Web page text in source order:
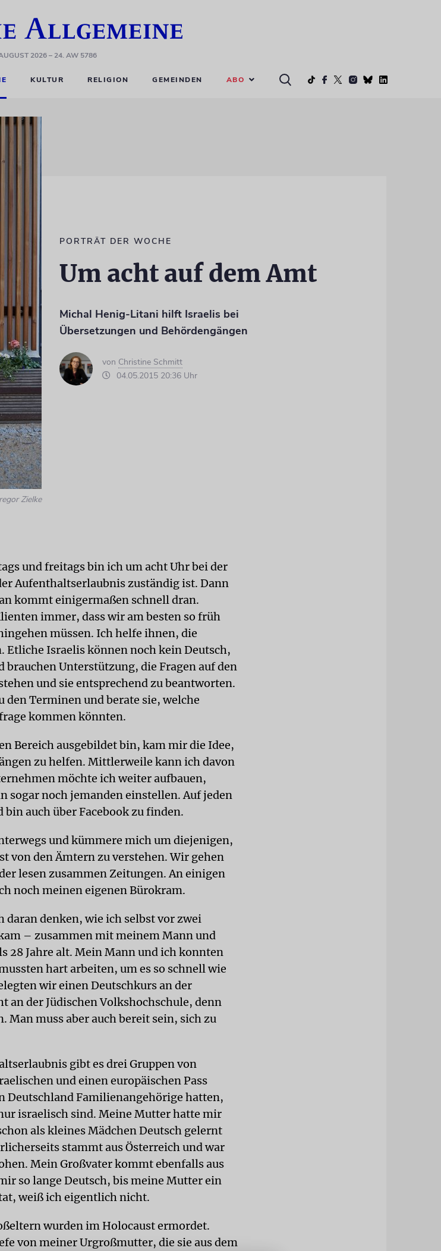
2026– 24. AW 5786
KULTUR RELIGION GEMEINDEN ABO
Zielke
PORTRÄT DER WOCHE
Um acht auf dem Amt
Michal Henig-Litani hilft Israelis bei
Übersetzungen und Behördengängen
von Christine Schmitt
04.05.2015 20:36 Uhr
und freitags bin ich um acht Uhr bei der
Aufenthaltserlaubnis zuständig ist. Dann
kommt einigermaßen schnell dran.
immer, dass wir am besten so früh
müssen. Ich helfe ihnen, die
Israelis können noch kein Deutsch,
Unterstützung, die Fragen auf den
und sie entsprechend zu beantworten.
Terminen und berate sie, welche
kommen könnten.
Bereich ausgebildet bin, kam mir die Idee,
zu helfen. Mittlerweile kann ich davon
möchte ich weiter aufbauen,
sogar noch jemanden einstellen. Auf jeden
bin auch über Facebook zu finden.
und kümmere mich um diejenigen,
von den Ämtern zu verstehen. Wir gehen
lesen zusammen Zeitungen. An einigen
noch meinen eigenen Bürokram.
daran denken, wie ich selbst vor zwei
– zusammen mit meinem Mann und
28 Jahre alt. Mein Mann und ich konnten
hart arbeiten, um es so schnell wie
wir einen Deutschkurs an der
an der Jüdischen Volkshochschule, denn
Man muss aber auch bereit sein, sich zu
gibt es drei Gruppen von
und einen europäischen Pass
Deutschland Familienangehörige hatten,
israelisch sind. Meine Mutter hatte mir
als kleines Mädchen Deutsch gelernt
stammt aus Österreich und war
Mein Großvater kommt ebenfalls aus
so lange Deutsch, bis meine Mutter ein
weiß ich eigentlich nicht.
wurden im Holocaust ermordet.
von meiner Urgroßmutter, die sie aus dem